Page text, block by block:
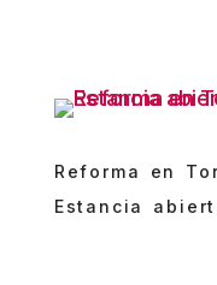
Reforma en
Estancia